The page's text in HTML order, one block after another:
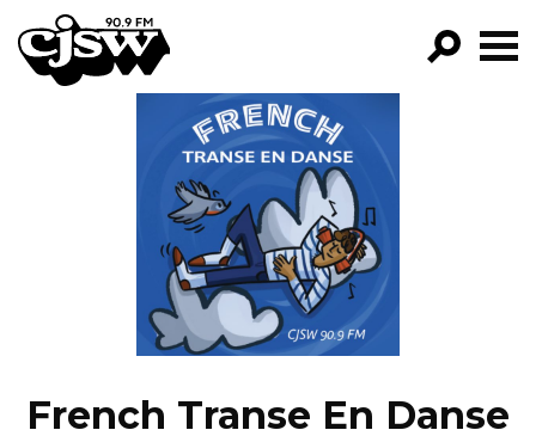
CJSW
PROGRAMS
EPISODES
NEWS
French Transe En Danse